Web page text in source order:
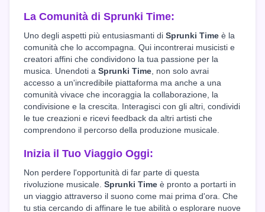
La Comunità di Sprunki Time:
Uno degli aspetti più entusiasmanti di Sprunki Time è la
comunità che lo accompagna. Qui incontrerai musicisti e
creatori affini che condividono la tua passione per la
musica. Unendoti a Sprunki Time, non solo avrai
accesso a un'incredibile piattaforma ma anche a una
comunità vivace che incoraggia la collaborazione, la
condivisione e la crescita. Interagisci con gli altri, condividi
le tue creazioni e ricevi feedback da altri artisti che
comprendono il percorso della produzione musicale.
Inizia il Tuo Viaggio Oggi:
Non perdere l'opportunità di far parte di questa
rivoluzione musicale. Sprunki Time è pronto a portarti in
un viaggio attraverso il suono come mai prima d'ora. Che
tu stia cercando di affinare le tue abilità o esplorare nuove